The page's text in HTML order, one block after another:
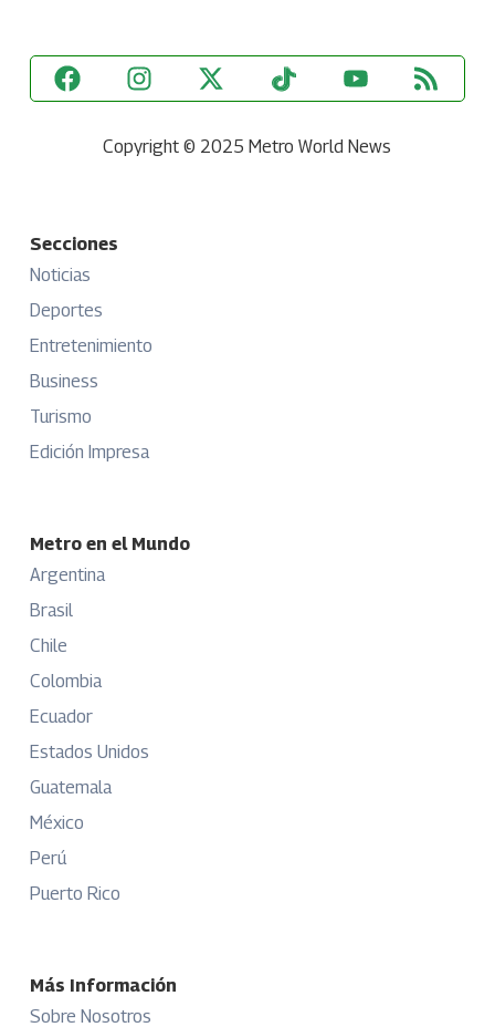
Copyright © 2025 Metro World News
Secciones
Noticias
Deportes
Entretenimiento
Business
Turismo
Edición Impresa
Metro en el Mundo
Argentina
Brasil
Chile
Colombia
Ecuador
Estados Unidos
Guatemala
México
Perú
Puerto Rico
Más Información
Sobre Nosotros